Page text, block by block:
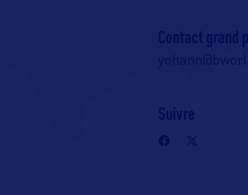
Contact grand
Suivre